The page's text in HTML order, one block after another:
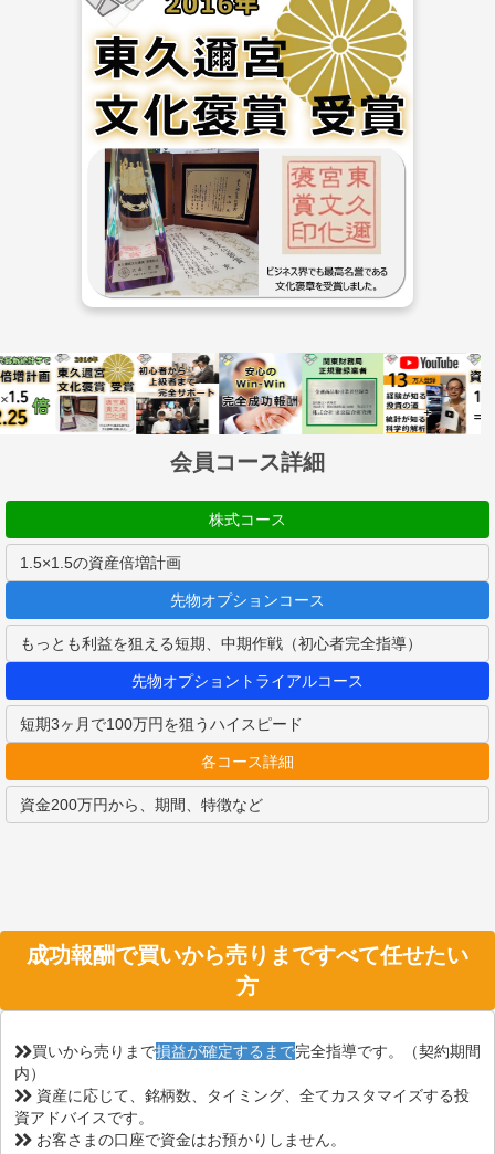
会員コース詳細
株式コース
1.5×1.5の資産倍増計画
先物オプションコース
もっとも利益を狙える短期、中期作戦（初心者完全指導）
先物オプショントライアルコース
短期3ヶ月で100万円を狙うハイスピード
各コース詳細
資金200万円から、期間、特徴など
成功報酬で買いから売りまですべて任せたい
方
買いから売りまで損益が確定するまで完全指導です。（契約期間
内）
資産に応じて、銘柄数、タイミング、全てカスタマイズする投
資アドバイスです。
お客さまの口座で資金はお預かりしません。